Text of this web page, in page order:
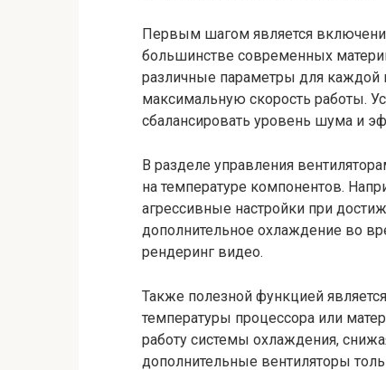
Первым шагом является
большинстве современных
различные параметры для
максимальную скорость работы.
сбалансировать уровень шума и
В разделе управления
на температуре компонентов.
агрессивные настройки при
дополнительное охлаждение во
рендеринг видео.
Также полезной функцией
температуры процессора или
работу системы охлаждения,
дополнительные вентиляторы